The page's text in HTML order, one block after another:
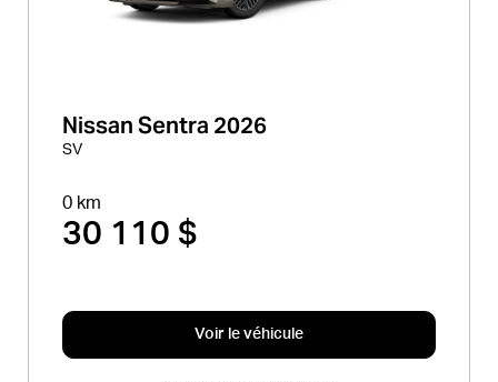
Nissan Sentra 2026
SV
0 km
30 110 $
Voir le véhicule